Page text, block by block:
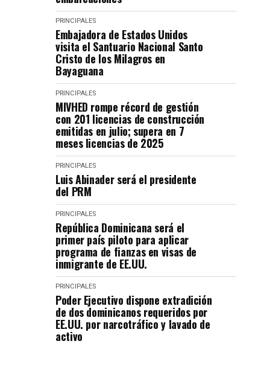
PRINCIPALES
Embajadora de Estados Unidos
visita el Santuario Nacional Santo
Cristo de los Milagros en
Bayaguana
PRINCIPALES
MIVHED rompe récord de gestión
con 201 licencias de construcción
emitidas en julio; supera en 7
meses licencias de 2025
PRINCIPALES
Luis Abinader será el presidente
del PRM
PRINCIPALES
República Dominicana será el
primer país piloto para aplicar
programa de fianzas en visas de
inmigrante de EE.UU.
PRINCIPALES
Poder Ejecutivo dispone extradición
de dos dominicanos requeridos por
EE.UU. por narcotráfico y lavado de
activo